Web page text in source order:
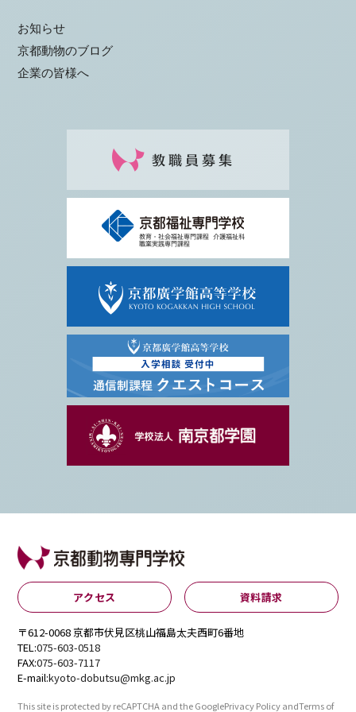
お知らせ
京都動物のブログ
企業の皆様へ
アクセス 資料請求
〒612-0068 京都市伏見区桃山福島太夫西町6番地
TEL:075-603-0518
FAX:075-603-7117
E-mail:kyoto-dobutsu@mkg.ac.jp
This site is protected by reCAPTCHA and the GooglePrivacy PolicyandTerms of